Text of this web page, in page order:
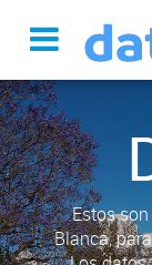
Estos
Blanca,